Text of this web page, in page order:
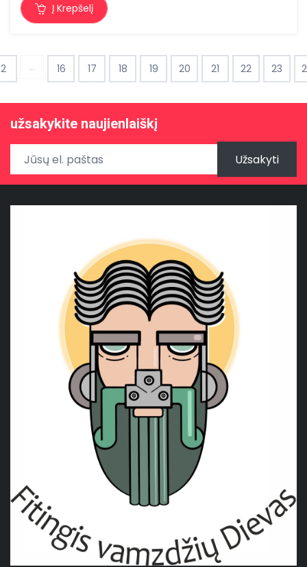
Į Krepšelį
2 ... 16 17 18 19 20 21 22 23
užsakykite naujienlaiškį
Užsakyti